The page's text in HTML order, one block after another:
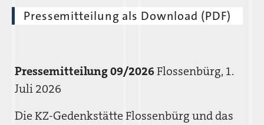
Pressemitteilung als Download (PDF)
Pressemitteilung 09/2026Flossenbürg, 1.
Juli 2026
Die KZ-Gedenkstätte Flossenbürg und das